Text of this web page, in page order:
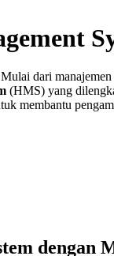
dari
(HMS) yang
membantu
dengan